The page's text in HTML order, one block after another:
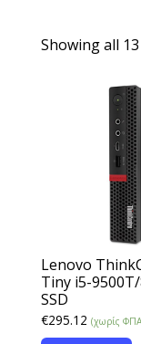
Showing all
Lenovo
Tiny i5-
SSD
€295.12 (χωρίς